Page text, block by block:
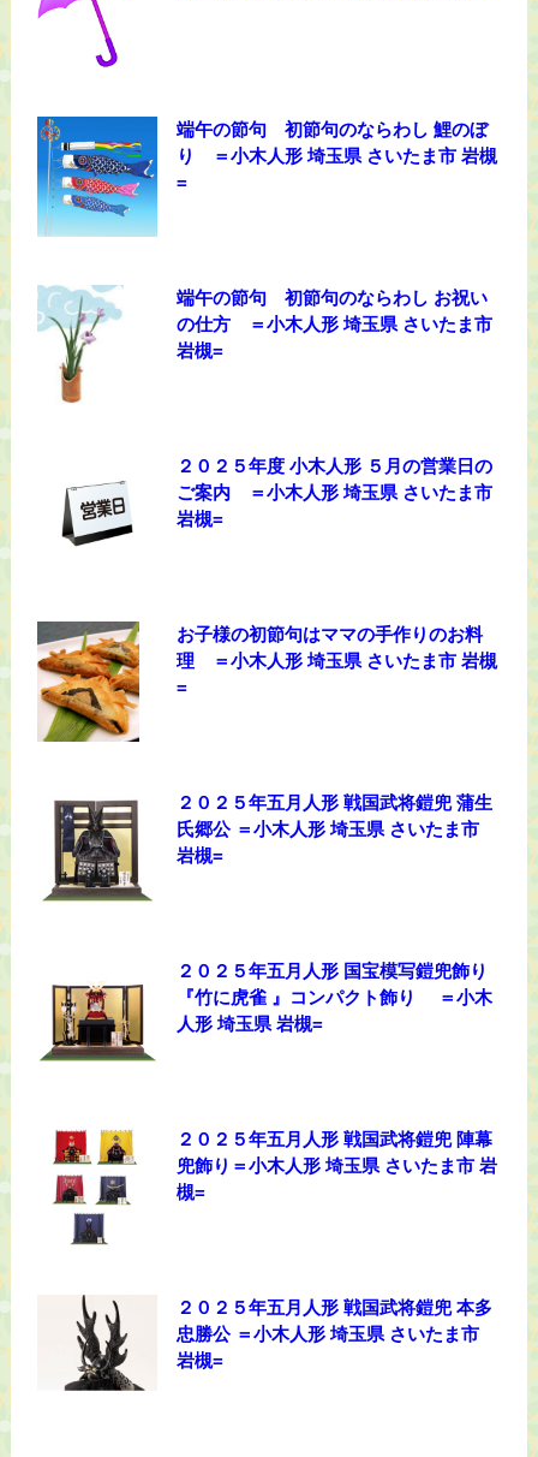
端午の節句 初節句のならわし 鯉のぼ
り ＝小木人形 埼玉県 さいたま市 岩槻
=
端午の節句 初節句のならわし お祝い
の仕方 ＝小木人形 埼玉県 さいたま市
岩槻=
２０２５年度 小木人形 ５月の営業日の
ご案内 ＝小木人形 埼玉県 さいたま市
岩槻=
お子様の初節句はママの手作りのお料
理 ＝小木人形 埼玉県 さいたま市 岩槻
=
２０２５年五月人形 戦国武将鎧兜 蒲生
氏郷公 ＝小木人形 埼玉県 さいたま市
岩槻=
２０２５年五月人形 国宝模写鎧兜飾り
『竹に虎雀 』コンパクト飾り ＝小木
人形 埼玉県 岩槻=
２０２５年五月人形 戦国武将鎧兜 陣幕
兜飾り＝小木人形 埼玉県 さいたま市 岩
槻=
２０２５年五月人形 戦国武将鎧兜 本多
忠勝公 ＝小木人形 埼玉県 さいたま市
岩槻=